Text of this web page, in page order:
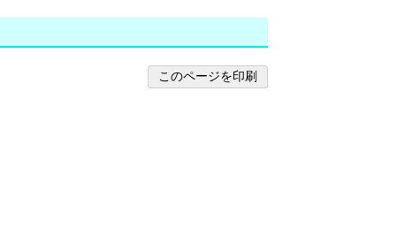
このページを印刷